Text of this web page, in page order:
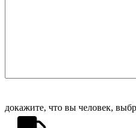
докажите, что вы человек,